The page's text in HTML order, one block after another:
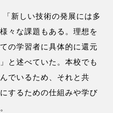
新しい技術の発展には多
々な課題もある。理想を
の学習者に具体的に還元
と述べていた。本校でも
でいるため、それと共
するための仕組みや学び